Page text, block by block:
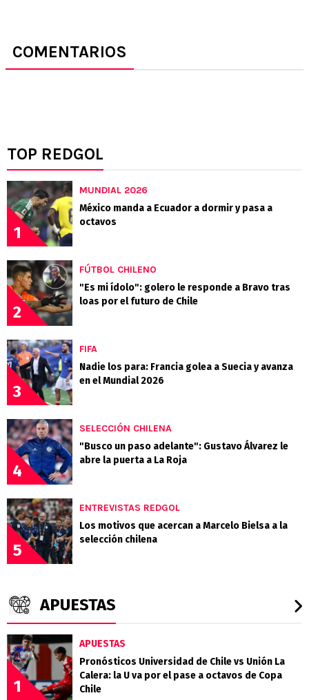
COMENTARIOS
TOP REDGOL
1
MUNDIAL 2026
México manda a Ecuador a dormir y pasa a
octavos
2
FÚTBOL CHILENO
"Es mi ídolo": golero le responde a Bravo tras
loas por el futuro de Chile
3
FIFA
Nadie los para: Francia golea a Suecia y avanza
en el Mundial 2026
4
SELECCIÓN CHILENA
"Busco un paso adelante": Gustavo Álvarez le
abre la puerta a La Roja
5
ENTREVISTAS REDGOL
Los motivos que acercan a Marcelo Bielsa a la
selección chilena
APUESTAS
1
APUESTAS
Pronósticos Universidad de Chile vs Unión La
Calera: la U va por el pase a octavos de Copa
Chile